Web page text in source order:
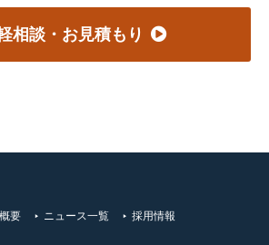
相談・お見積もり
要 ニュース一覧 採用情報